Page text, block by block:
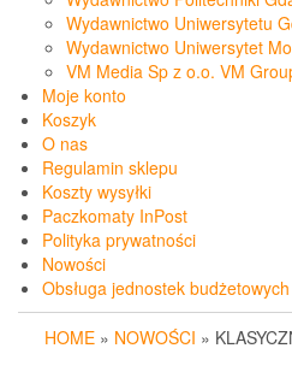
Wydawnictwo Uniwersytetu
Wydawnictwo Uniwersytet
VM Media Sp z o.o. VM
Moje konto
Koszyk
O nas
Regulamin sklepu
Koszty wysyłki
Paczkomaty InPost
Polityka prywatności
Nowości
Obsługa jednostek budżetowych
HOME » NOWOŚCI »